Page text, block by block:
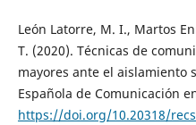
León Latorre, M. I., Martos
T. (2020). Técnicas de
mayores ante el aislamiento
Española de Comunicación
https://doi.org/10.20318/